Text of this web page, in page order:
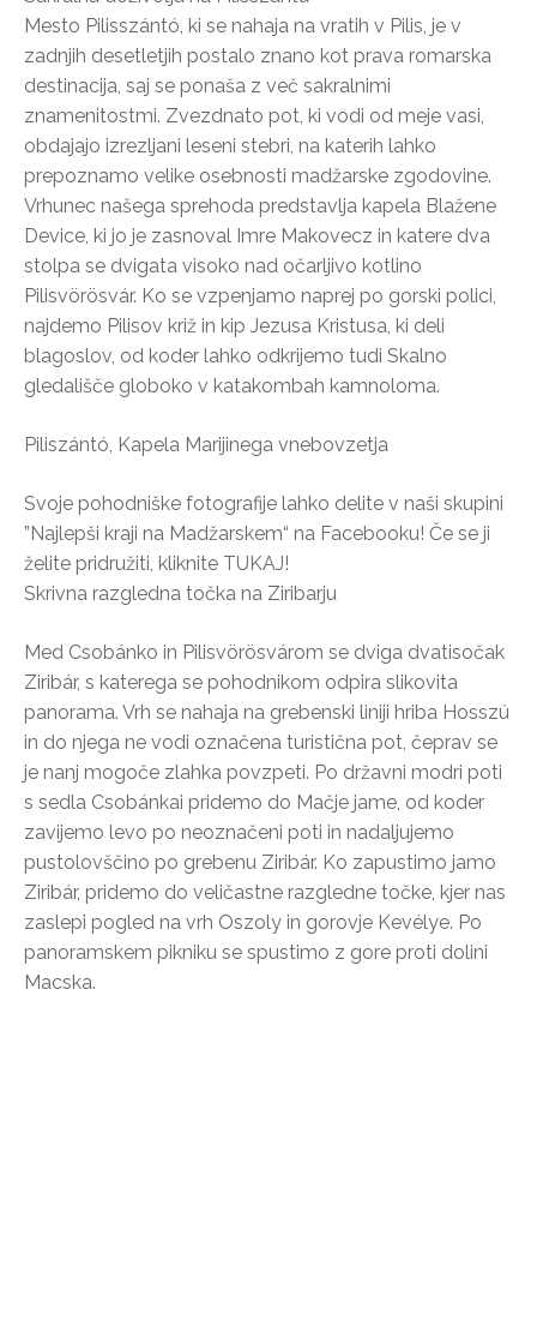
Mesto Pilisszántó, ki se nahaja na vratih v Pilis, je v
zadnjih desetletjih postalo znano kot prava romarska
destinacija, saj se ponaša z več sakralnimi
znamenitostmi. Zvezdnato pot, ki vodi od meje vasi,
obdajajo izrezljani leseni stebri, na katerih lahko
prepoznamo velike osebnosti madžarske zgodovine.
Vrhunec našega sprehoda predstavlja kapela Blažene
Device, ki jo je zasnoval Imre Makovecz in katere dva
stolpa se dvigata visoko nad očarljivo kotlino
Pilisvörösvár. Ko se vzpenjamo naprej po gorski polici,
najdemo Pilisov križ in kip Jezusa Kristusa, ki deli
blagoslov, od koder lahko odkrijemo tudi Skalno
gledališče globoko v katakombah kamnoloma.
Piliszántó, Kapela Marijinega vnebovzetja
Svoje pohodniške fotografije lahko delite v naši skupini
”Najlepši kraji na Madžarskem“ na Facebooku! Če se ji
želite pridružiti, kliknite TUKAJ!
Skrivna razgledna točka na Ziribarju
Med Csobánko in Pilisvörösvárom se dviga dvatisočak
Ziribár, s katerega se pohodnikom odpira slikovita
panorama. Vrh se nahaja na grebenski liniji hriba Hosszú
in do njega ne vodi označena turistična pot, čeprav se
je nanj mogoče zlahka povzpeti. Po državni modri poti
s sedla Csobánkai pridemo do Mačje jame, od koder
zavijemo levo po neoznačeni poti in nadaljujemo
pustolovščino po grebenu Ziribár. Ko zapustimo jamo
Ziribár, pridemo do veličastne razgledne točke, kjer nas
zaslepi pogled na vrh Oszoly in gorovje Kevélye. Po
panoramskem pikniku se spustimo z gore proti dolini
Macska.